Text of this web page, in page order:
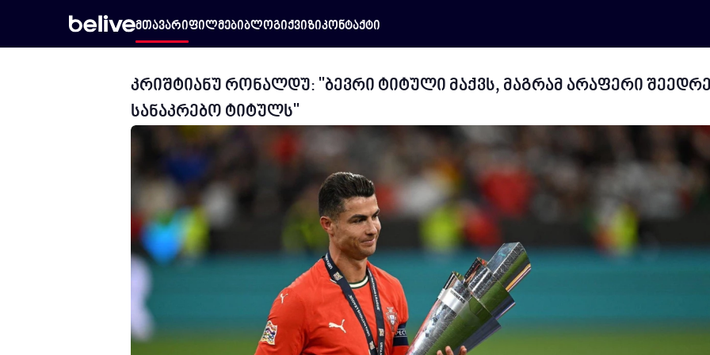
მთავარიფილმებიბლოგიქვიზიკონტაქტი
კრიშტიანუ რონალდუ: "ბევრი ტიტული მაქვს, მაგრამ არაფერი
სანაკრებო ტიტულს"